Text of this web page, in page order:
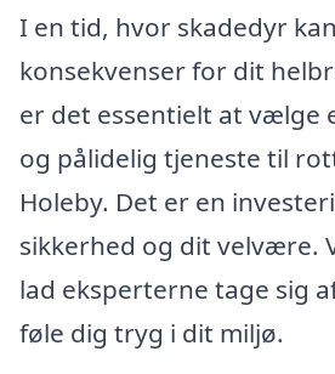
I en tid, hvor skadedyr
konsekvenser for dit
er det essentielt at vælge
og pålidelig tjeneste til
Holeby. Det er en
sikkerhed og dit velvære.
lad eksperterne tage sig
føle dig tryg i dit miljø.